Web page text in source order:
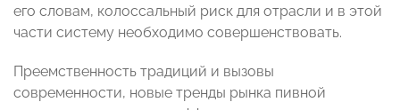
его словам, колоссальный риск для отрасли и в этой
части систему необходимо совершенствовать.
Преемственность традиций и вызовы
современности, новые тренды рынка пивной